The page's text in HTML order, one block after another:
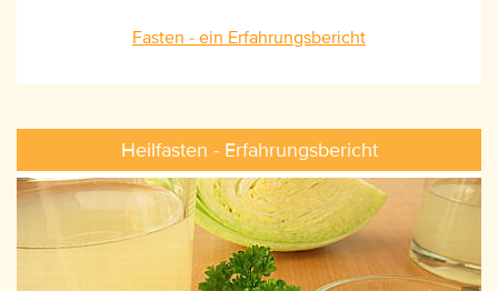
Fasten - ein Erfahrungsbericht
Heilfasten - Erfahrungsbericht